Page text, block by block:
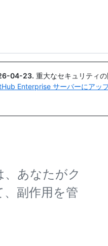
04-23. 重大なセキュリティ
Enterprise サーバーにアッ
あなたがク
副作用を管